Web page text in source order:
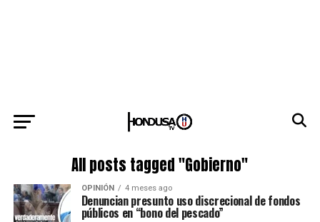
All posts tagged "Gobierno"
OPINIÓN 4 meses ago
Denuncian presunto uso discrecional de fondos
públicos en “bono del pescado”